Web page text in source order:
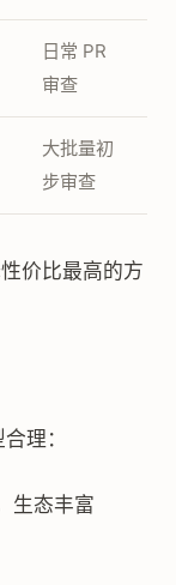
日常 PR
审查
大批量初
步审查
价比最高的方
理：
生态丰富